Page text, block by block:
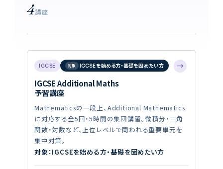
4講座
→
IGCSE IGCSEを始める方・基礎を固めたい方
IGCSE Additional Maths
予習講座
Mathematicsの一段上、Additional Mathematics
に対応する全5回・5時間の集団講習。微積分・三角
関数・対数など、上位レベルで問われる重要単元を
集中対策。
対象：IGCSEを始める方・基礎を固めたい方